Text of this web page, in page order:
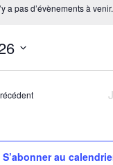
a pas d’évènements à venir.
S’abonner au